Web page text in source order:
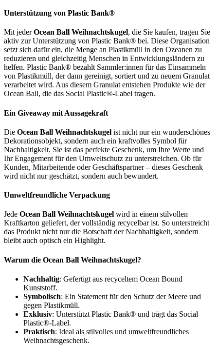
Unterstützung von Plastic Bank®
Mit jederOcean Ball Weihnachtskugel, die Sie kaufen, tragen Sie
aktiv zur Unterstützung von Plastic Bank® bei. Diese Organisation
setzt sich dafür ein, die Menge an Plastikmüll in den Ozeanen zu
reduzieren und gleichzeitig Menschen in Entwicklungsländern zu
helfen. Plastic Bank® bezahlt Sammler:innen für das Einsammeln
von Plastikmüll, der dann gereinigt, sortiert und zu neuem Granulat
verarbeitet wird. Aus diesem Granulat entstehen Produkte wie der
Ocean Ball, die das Social Plastic®-Label tragen.
Ein Giveaway mit Aussagekraft
Die Ocean Ball Weihnachtskugel ist nicht nur ein wunderschönes
Dekorationsobjekt, sondern auch ein kraftvolles Symbol für
Nachhaltigkeit. Sie ist das perfekte Geschenk, um Ihre Werte und
Ihr Engagement für den Umweltschutz zu unterstreichen. Ob für
Kunden, Mitarbeitende oder Geschäftspartner – dieses Geschenk
wird nicht nur geschätzt, sondern auch bewundert.
Umweltfreundliche Verpackung
Jede Ocean Ball Weihnachtskugel wird in einem stilvollen
Kraftkarton geliefert, der vollständig recycelbar ist. So unterstreicht
das Produkt nicht nur die Botschaft der Nachhaltigkeit, sondern
bleibt auch optisch ein Highlight.
Warum die Ocean Ball Weihnachtskugel?
Nachhaltig: Gefertigt aus recyceltem Ocean Bound
Kunststoff.
Symbolisch: Ein Statement für den Schutz der Meere und
gegen Plastikmüll.
Exklusiv: Unterstützt Plastic Bank® und trägt das Social
Plastic®-Label.
Praktisch: Ideal als stilvolles und umweltfreundliches
Weihnachtsgeschenk.